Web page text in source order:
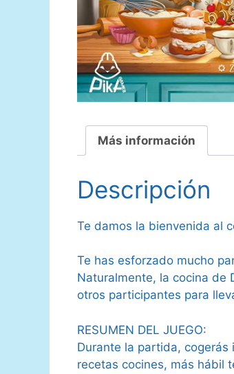
Más información
Descripción
Te damos la bienvenida al
Te has esforzado mucho
Naturalmente, la cocina de
otros participantes para
RESUMEN DEL JUEGO:
Durante la partida,
recetas cocines, más hábil